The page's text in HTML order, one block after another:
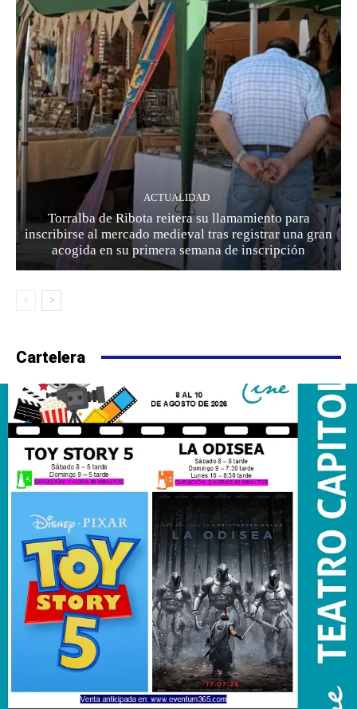
ACTUALIDAD
Torralba de Ribota reitera su llamamiento para
inscribirse al mercado medieval tras registrar una gran
acogida en su primera semana de inscripción
Cartelera